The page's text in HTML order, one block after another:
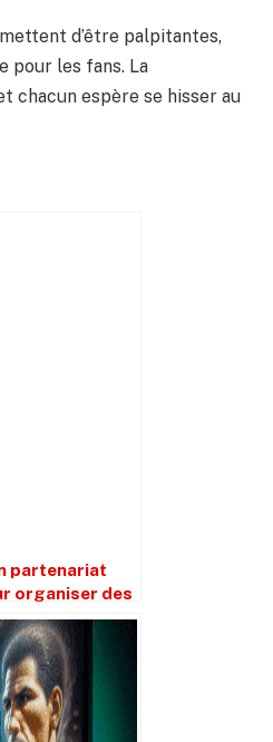
d’être palpitantes,
pour les fans. La
chacun espère se hisser au
partenariat
organiser des
Uni et en